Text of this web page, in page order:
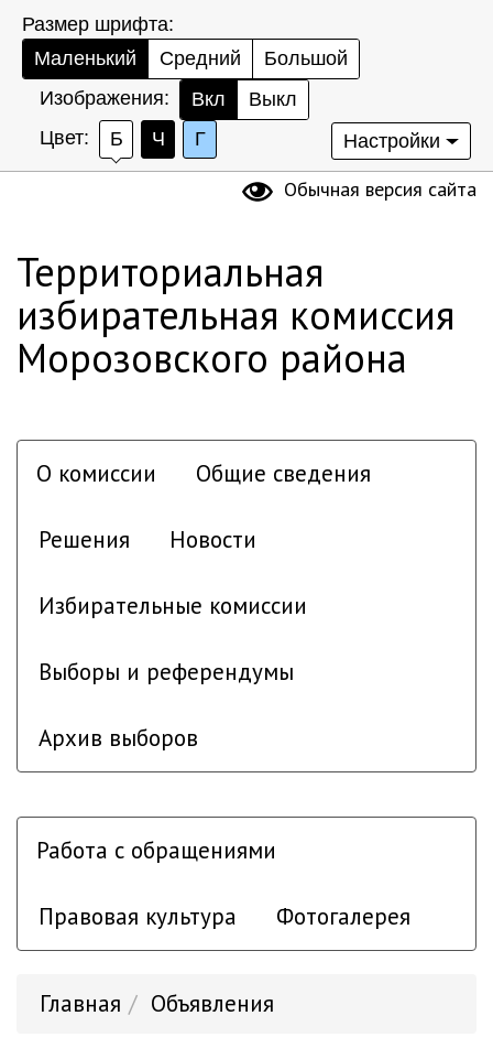
Размер шрифта:
Маленький
Средний
Большой
Изображения:
Вкл
Выкл
Цвет:
Б Ч Г Настройки
Обычная версия сайта
Территориальная
избирательная комиссия
Морозовского района
О комиссии Общие сведения
Решения Новости
Избирательные комиссии
Выборы и референдумы
Архив выборов
Работа с обращениями
Правовая культура Фотогалерея
Главная Объявления